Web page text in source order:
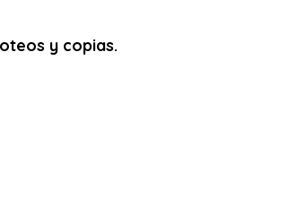
y copias.